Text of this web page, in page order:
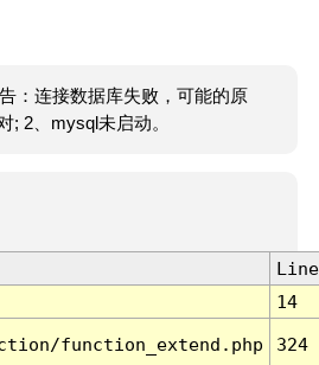
：连接数据库失败，可能的原
; 2、mysql未启动。
Line
14
function_extend.php 324